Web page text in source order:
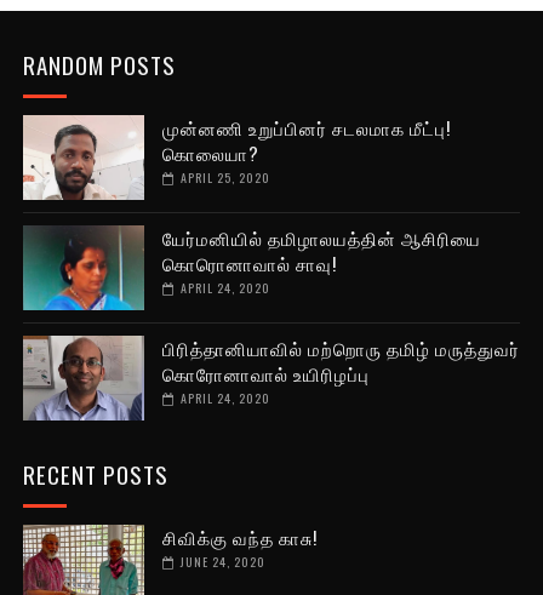
RANDOM POSTS
முன்னணி உறுப்பினர் சடலமாக மீட்பு!
கொலையா?
APRIL 25, 2020
யேர்மனியில் தமிழாலயத்தின் ஆசிரியை
கொரொனாவால் சாவு!
APRIL 24, 2020
பிரித்தானியாவில் மற்றொரு தமிழ் மருத்துவர்
கொரோனாவால் உயிரிழப்பு
APRIL 24, 2020
RECENT POSTS
சிவிக்கு வந்த காசு!
JUNE 24, 2020